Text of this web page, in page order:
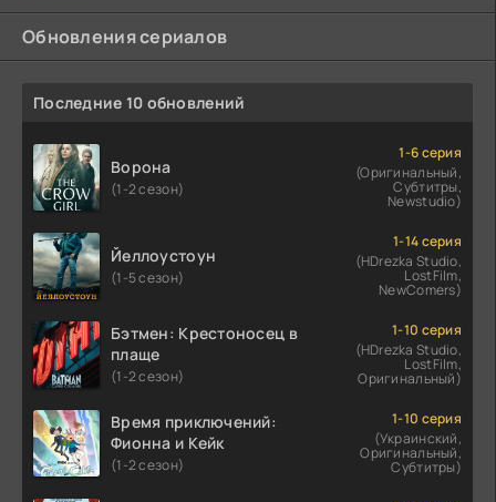
Обновления сериалов
Последние 10 обновлений
Ворона
(1-2 сезон)
1-6 серия
(Оригинальный,
Субтитры,
Newstudio)
Йеллоустоун
(1-5 сезон)
1-14 серия
(HDrezka Studio,
LostFilm,
NewComers)
Бэтмен: Крестоносец в
плаще
(1-2 сезон)
1-10 серия
(HDrezka Studio,
LostFilm,
Оригинальный)
Время приключений:
Фионна и Кейк
(1-2 сезон)
1-10 серия
(Украинский,
Оригинальный,
Субтитры)